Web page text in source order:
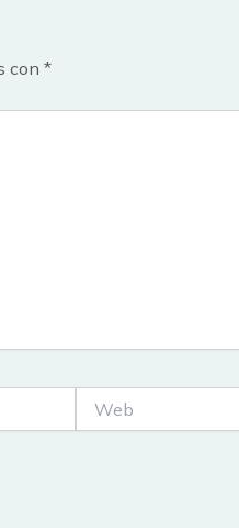
con *